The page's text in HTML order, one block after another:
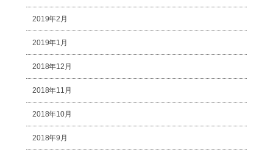
2019年2月
2019年1月
2018年12月
2018年11月
2018年10月
2018年9月